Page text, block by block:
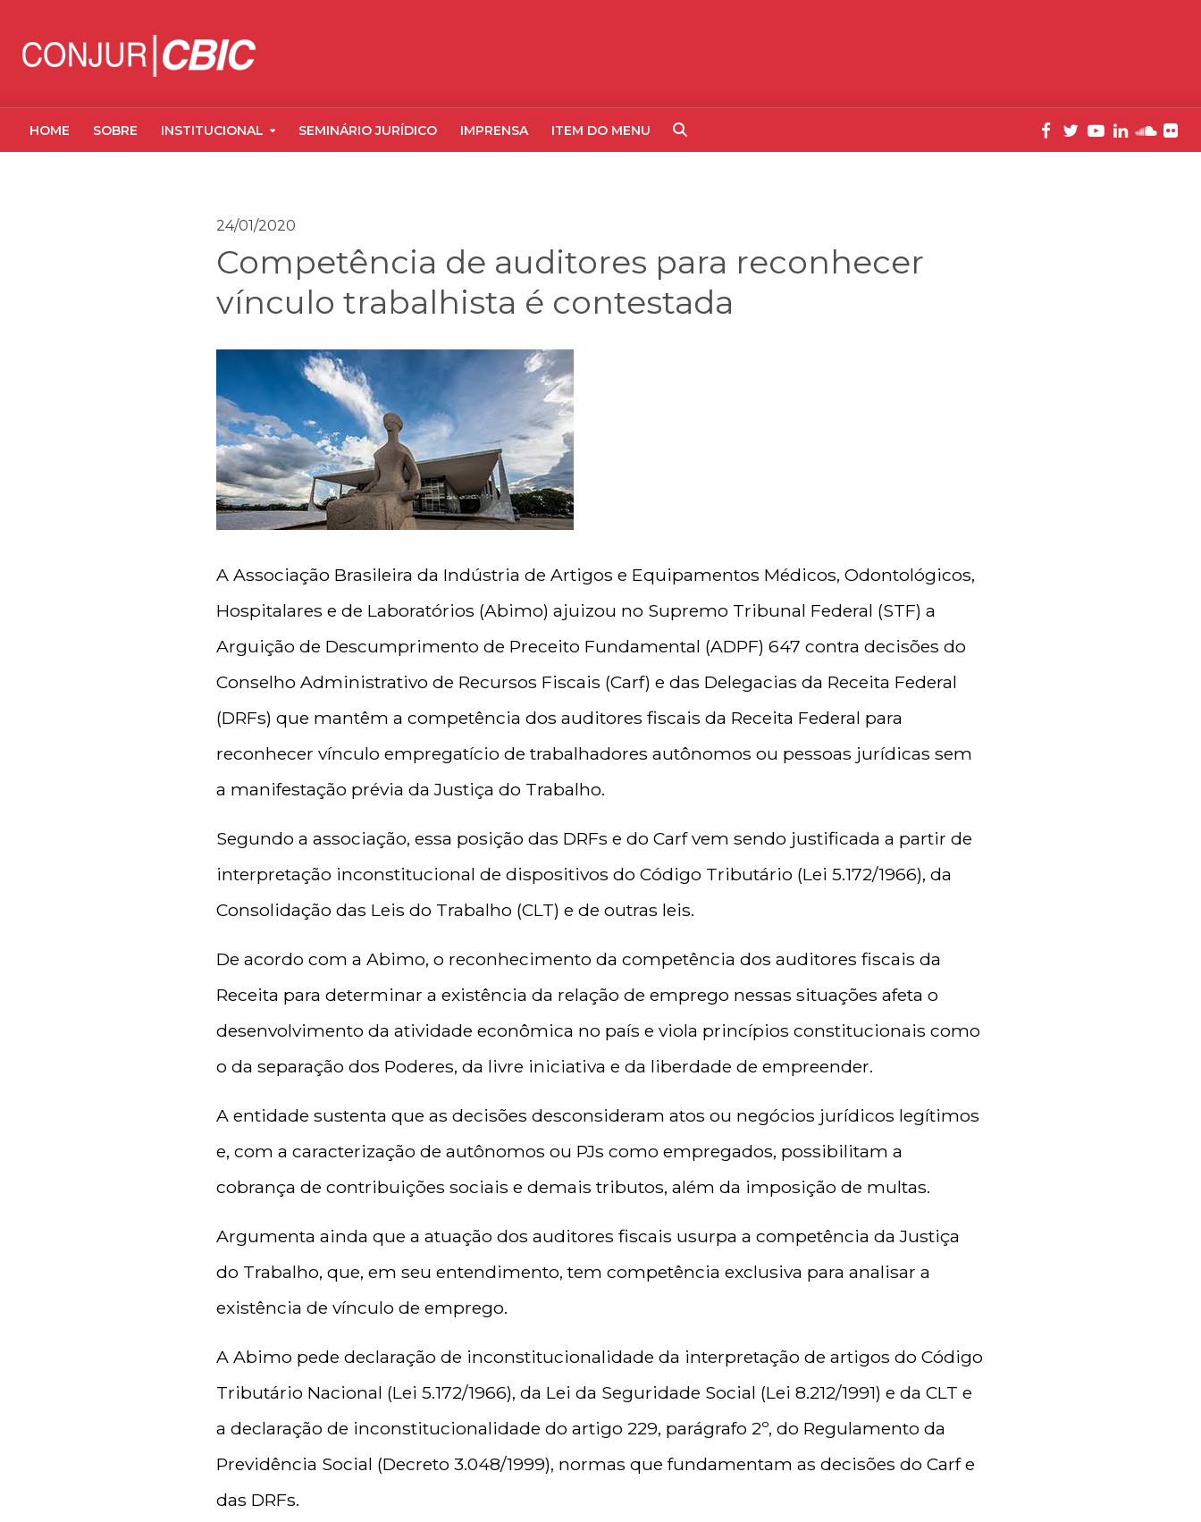
HOME SOBRE INSTITUCIONAL SEMINÁRIO JURÍDICO IMPRENSA ITEM DO MENU
24/01/2020
Competência de auditores para reconhecer
vínculo trabalhista é contestada
A Associação Brasileira da Indústria de Artigos e Equipamentos Médicos, Odontológicos,
Hospitalares e de Laboratórios (Abimo) ajuizou no Supremo Tribunal Federal (STF) a
Arguição de Descumprimento de Preceito Fundamental (ADPF) 647 contra decisões do
Conselho Administrativo de Recursos Fiscais (Carf) e das Delegacias da Receita Federal
(DRFs) que mantêm a competência dos auditores fiscais da Receita Federal para
reconhecer vínculo empregatício de trabalhadores autônomos ou pessoas jurídicas sem
a manifestação prévia da Justiça do Trabalho.
Segundo a associação, essa posição das DRFs e do Carf vem sendo justificada a partir de
interpretação inconstitucional de dispositivos do Código Tributário (Lei 5.172/1966), da
Consolidação das Leis do Trabalho (CLT) e de outras leis.
De acordo com a Abimo, o reconhecimento da competência dos auditores fiscais da
Receita para determinar a existência da relação de emprego nessas situações afeta o
desenvolvimento da atividade econômica no país e viola princípios constitucionais como
o da separação dos Poderes, da livre iniciativa e da liberdade de empreender.
A entidade sustenta que as decisões desconsideram atos ou negócios jurídicos legítimos
e, com a caracterização de autônomos ou PJs como empregados, possibilitam a
cobrança de contribuições sociais e demais tributos, além da imposição de multas.
Argumenta ainda que a atuação dos auditores fiscais usurpa a competência da Justiça
do Trabalho, que, em seu entendimento, tem competência exclusiva para analisar a
existência de vínculo de emprego.
A Abimo pede declaração de inconstitucionalidade da interpretação de artigos do Código
Tributário Nacional (Lei 5.172/1966), da Lei da Seguridade Social (Lei 8.212/1991) e da CLT e
a declaração de inconstitucionalidade do artigo 229, parágrafo 2º, do Regulamento da
Previdência Social (Decreto 3.048/1999), normas que fundamentam as decisões do Carf e
das DRFs.